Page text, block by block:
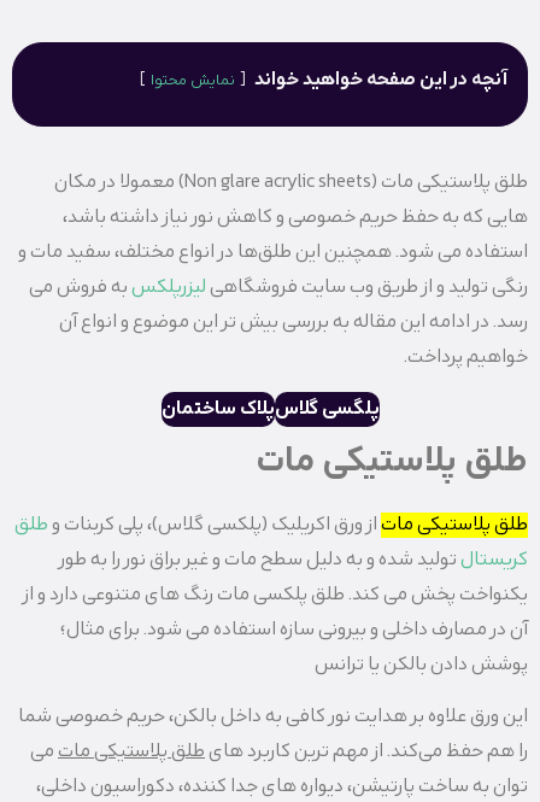
آنچه در این صفحه خواهید خواند نمایش محتوا
طلق پلاستیکی مات (Non glare acrylic sheets) معمولا در مکان‌
هایی که به حفظ حریم خصوصی و کاهش نور نیاز داشته باشد،
استفاده می ‌شود. همچنین این طلق‌ها در انواع مختلف، سفید مات و
رنگی تولید و از طریق وب سایت فروشگاهی لیزرپلکسبه فروش می
‌رسد. در ادامه این مقاله به بررسی بیش تر این موضوع و انواع آن
خواهیم پرداخت.
پلگسی گلاسپلاک ساختمان
طلق پلاستیکی مات
طلق پلاستیکی ماتاز ورق اکریلیک (پلکسی گلاس)، پلی کربنات و طلق
کریستالتولید شده و به دلیل سطح مات و غیر براق نور را به طور
یکنواخت پخش می‌ کند. طلق پلکسی مات رنگ ‌های متنوعی دارد و از
آن در مصارف داخلی و بیرونی سازه استفاده می شود. برای مثال؛
پوشش دادن بالکن یا ترانس
این ورق علاوه بر هدایت نور کافی به داخل بالکن، حریم خصوصی شما
را هم حفظ می کند. از مهم ترین کاربرد هایطلق پلاستیکی ماتمی
‌توان به ساخت پارتیشن، دیواره های جدا کننده، دکوراسیون داخلی،